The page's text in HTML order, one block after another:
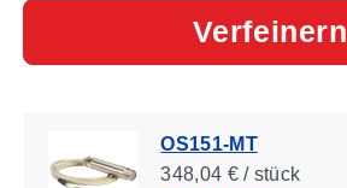
Verfeinern
OS151-MT
348,04 € / stück